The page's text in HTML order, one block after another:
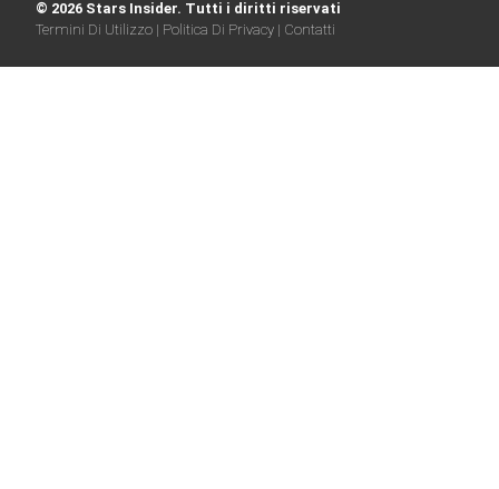
© 2026 Stars Insider. Tutti i diritti riservati
Termini Di Utilizzo | Politica Di Privacy | Contatti